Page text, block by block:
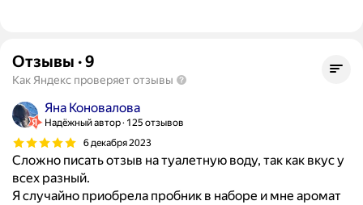
Отзывы ·9
Как Яндекс проверяет отзывы
Яна Коновалова
Надёжный автор 125 отзывов
6 декабря 2023
Сложно писать отзыв на туалетную воду, так как вкус у
всех разный.
Я случайно приобрела пробник в наборе и мне аромат